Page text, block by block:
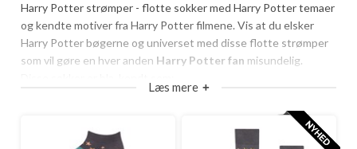
Harry Potter strømper - flotte sokker med Harry Potter temaer
og kendte motiver fra Harry Potter filmene. Vis at du elsker
Harry Potter bøgerne og universet med disse flotte strømper
som vil gøre en hver anden Harry Potter fan misundelig.
Harry Potter sokker
Læs mere +